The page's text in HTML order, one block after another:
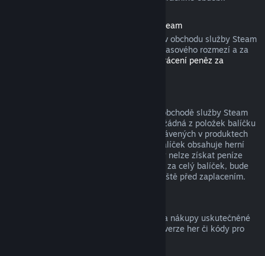
Hardware zakoupený v obchodu služby Steam
U hardwaru a příslušenství zakoupeného v obchodu služby Steam
můžete zažádat o vrácení peněz v rámci časového rozmezí a za
Podmínkách vrácení peněz za
Peníze utracené za balíček zakoupený v obchodě služby Steam
lze získat zpět v plné výši, pokud nebyla žádná z položek balíčku
převedena na jiný účet a součet hodin strávených v produktech
balíčku nepřesahuje dvě hodiny. Pokud balíček obsahuje herní
položku nebo stáhnutelný obsah, za který nelze získat peníze
zpět, a tím pádem nelze získat peníze ani za celý balíček, bude
zákazník na tuto skutečnost upozorněn ještě před zaplacením.
Společnost Valve nemůže vracet peníze za nákupy uskutečněné
mimo službu Steam (například krabicové verze her či kódy pro